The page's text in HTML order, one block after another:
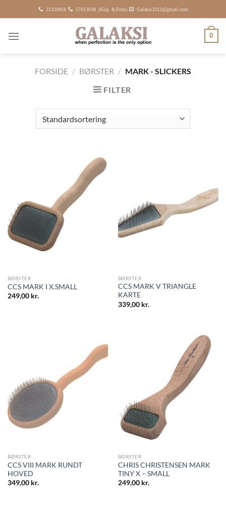
til
indhold
31320818 57613038 (Klip &Trim) Galaksi2212@gmail.com
0
FORSIDE / BØRSTER / MARK - SLICKERS
FILTER
BØRSTER
CCS MARK I X.SMALL
249,00 kr.
BØRSTER
CCS MARK V TRIANGLE
KARTE
339,00 kr.
BØRSTER
CCS VIII MARK RUNDT
HOVED
349,00 kr.
BØRSTER
CHRIS CHRISTENSEN MARK
TINY X – SMALL
249,00 kr.